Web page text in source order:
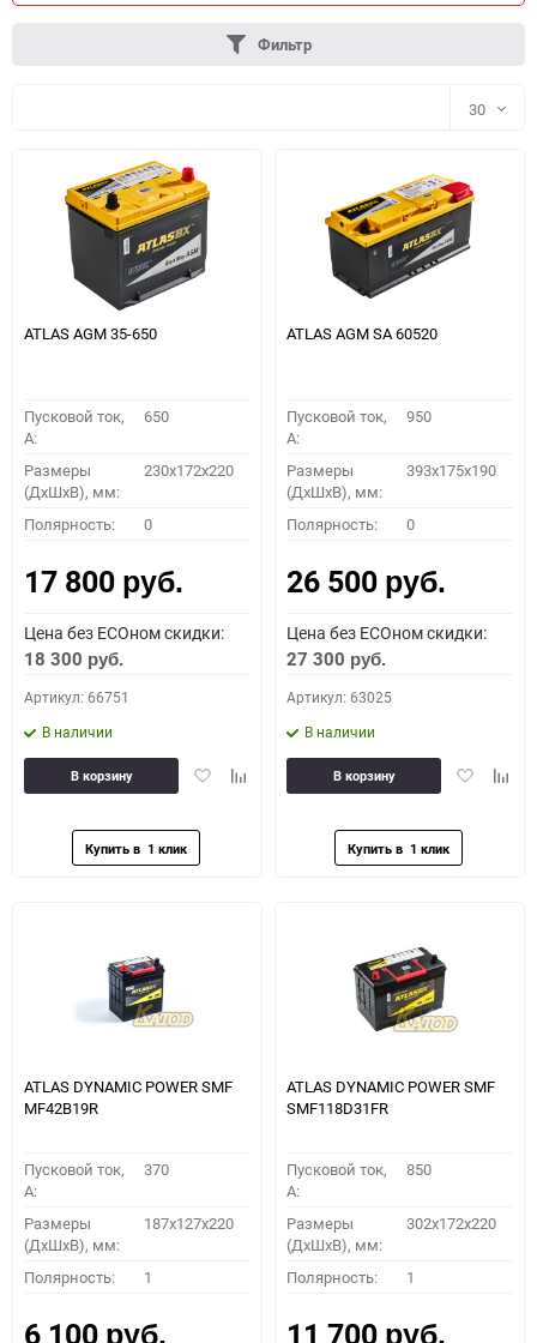
ПОДОБРАТЬ
Как определить полярность?
0 - обратная 1 - прямая 3 - обратная 4 - прямая
Фильтр
30
30
60
ATLAS AGM 35-650
Пусковой ток,
A:
650
Размеры
(ДхШхВ), мм:
230x172x220
Полярность: 0
17 800 руб.
Цена без ECOном скидки:
18 300 руб.
Артикул: 66751
В наличии
ДобавитьДобавить
В корзину
ATLAS AGM SA 60520
Пусковой ток,
A:
950
Размеры
(ДхШхВ), мм:
393x175x190
Полярность: 0
26 500 руб.
Цена без ECOном скидки:
27 300 руб.
Артикул: 63025
В наличии
Добавить
В корзину
ATLAS DYNAMIC POWER SMF
MF42B19R
Пусковой ток,
A:
370
Размеры
(ДхШхВ), мм:
187x127x220
Полярность: 1
6 100 руб.
ATLAS DYNAMIC POWER SMF
SMF118D31FR
Пусковой ток,
A:
850
Размеры
(ДхШхВ), мм:
302x172x220
Полярность: 1
11 700 руб.